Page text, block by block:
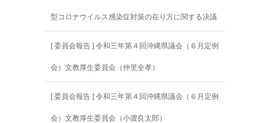
型コロナウイルス感染症対策の在り方に関する決議
[ 委員会報告 ] 令和三年第４回沖縄県議会（６月定例
会）文教厚生委員会（仲里全孝）
[ 委員会報告 ] 令和三年第４回沖縄県議会（６月定例
会）文教厚生委員会（小渡良太郎）